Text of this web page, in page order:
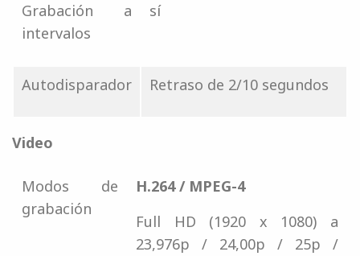
Grabación a
intervalos
sí
Autodisparador Retraso de 2/10 segundos
Video
Modos de
grabación
H.264 / MPEG-4
Full HD (1920 x 1080) a
23,976p / 24,00p / 25p /